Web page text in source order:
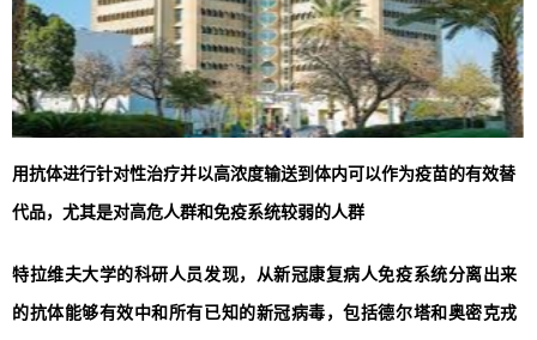
用抗体进行针对性治疗并以高浓度输送到体内可以作为疫苗的有效替
代品，尤其是对高危人群和免疫系统较弱的人群
特拉维夫大学的科研人员发现，从新冠康复病人免疫系统分离出来
的抗体能够有效中和所有已知的新冠病毒，包括德尔塔和奥密克戎